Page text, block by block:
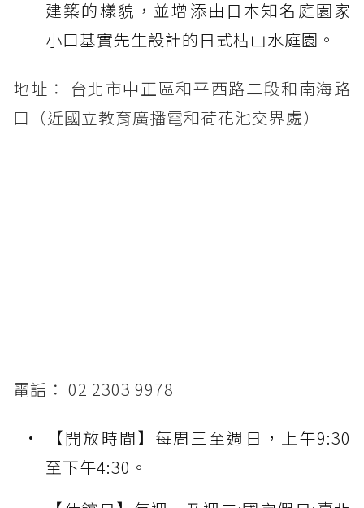
建築的樣貌，並增添由日本知名庭園家
小口基實先生設計的日式枯山水庭園。
地址： 台北市中正區和平西路二段和南海路
口（近國立教育廣播電和荷花池交界處）
電話： 02 2303 9978
【開放時間】每周三至週日，上午9:30
至下午4:30。